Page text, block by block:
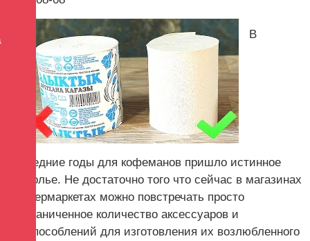
В
последние годы для кофеманов пришло истинное
раздолье. Не достаточно того что сейчас в магазинах
и гипермаркетах можно повстречать просто
неограниченное количество аксессуаров и
приспособлений для изготовления их возлюбленного